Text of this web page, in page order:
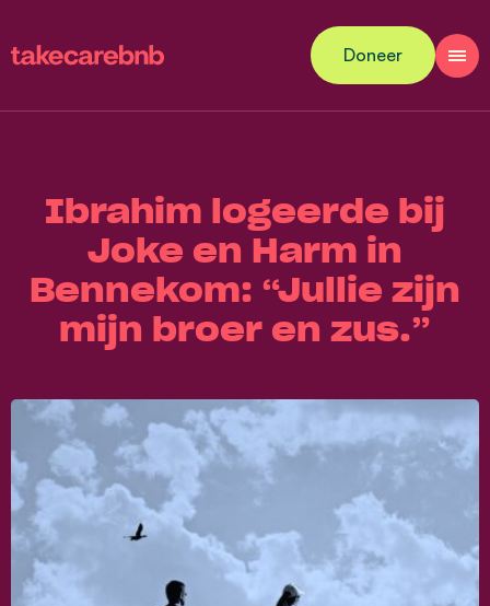
Doneer
Ibrahim logeerde bij
Joke en Harm in
Bennekom: “Jullie zijn
mijn broer en zus.”